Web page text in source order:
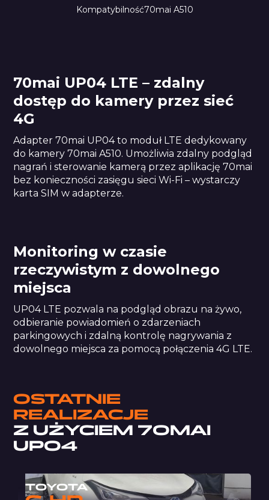
Kompatybilność70mai A510
70mai UP04 LTE – zdalny
dostęp do kamery przez sieć
4G
Adapter 70mai UP04 to moduł LTE dedykowany
do kamery 70mai A510. Umożliwia zdalny podgląd
nagrań i sterowanie kamerą przez aplikację 70mai
bez konieczności zasięgu sieci Wi-Fi – wystarczy
karta SIM w adapterze.
Monitoring w czasie
rzeczywistym z dowolnego
miejsca
UP04 LTE pozwala na podgląd obrazu na żywo,
odbieranie powiadomień o zdarzeniach
parkingowych i zdalną kontrolę nagrywania z
dowolnego miejsca za pomocą połączenia 4G LTE.
OSTATNIE
REALIZACJE
Z UŻYCIEM 70MAI
UP04
TOYOTA